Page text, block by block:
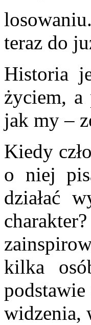
teraz do
Historia
życiem,
jak my –
Kiedy
o niej
działać
kilka
podstawie
widzenia,